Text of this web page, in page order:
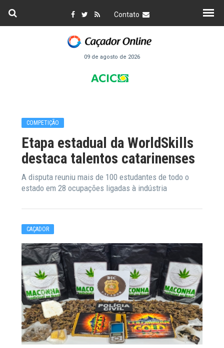
Contato
09 de agosto de 2026
COMPETIÇÃO
Etapa estadual da WorldSkills
destaca talentos catarinenses
A disputa reuniu mais de 100 estudantes de todo o
estado em 28 ocupações ligadas à indústria
CAÇADOR